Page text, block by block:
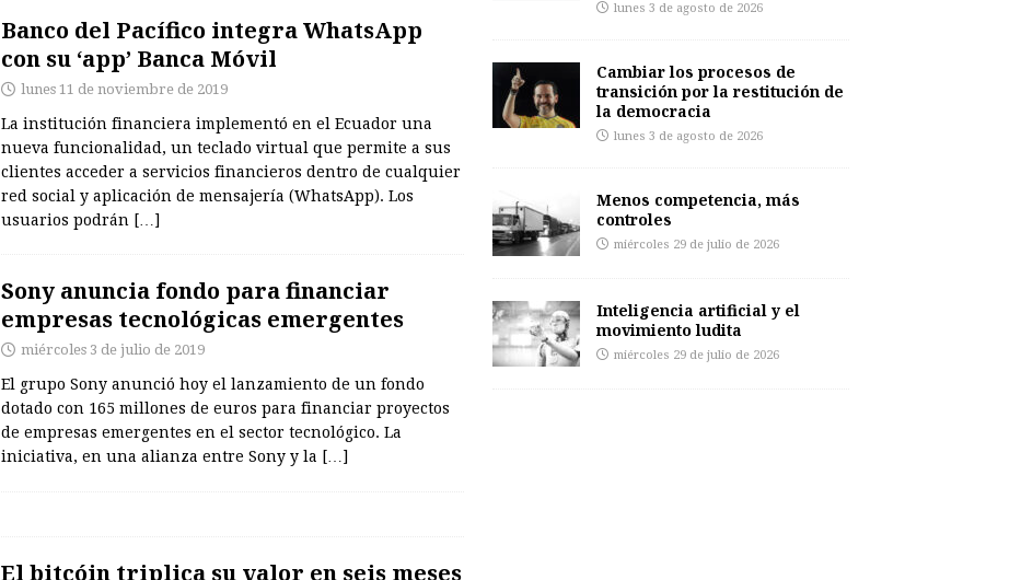
Banco del Pacífico integra WhatsApp
con su ‘app’ Banca Móvil
lunes 11 de noviembre de 2019
La institución financiera implementó en el Ecuador una
nueva funcionalidad, un teclado virtual que permite a sus
clientes acceder a servicios financieros dentro de cualquier
red social y aplicación de mensajería (WhatsApp). Los
usuarios podrán […]
Sony anuncia fondo para financiar
empresas tecnológicas emergentes
miércoles 3 de julio de 2019
El grupo Sony anunció hoy el lanzamiento de un fondo
dotado con 165 millones de euros para financiar proyectos
de empresas emergentes en el sector tecnológico. La
iniciativa, en una alianza entre Sony y la […]
El bitcóin triplica su valor en seis meses
lunes 3 de agosto de 2026
Cambiar los procesos de
transición por la restitución de
la democracia
lunes 3 de agosto de 2026
Menos competencia, más
controles
miércoles 29 de julio de 2026
Inteligencia artificial y el
movimiento ludita
miércoles 29 de julio de 2026